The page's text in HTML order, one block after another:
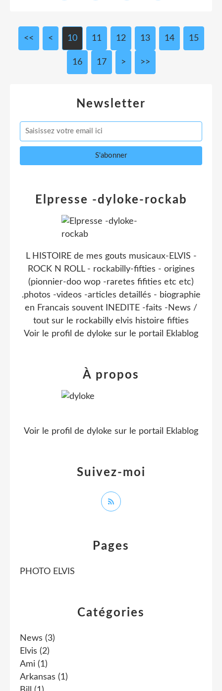
<< < 10 11 12 13 14 15
16 17 > >>
Newsletter
Catégories
News (3)
Elvis (2)
Ami (1)
Arkansas (1)
Pages
PHOTO ELVIS
Elpresse -dyloke-rockab
L HISTOIRE de mes gouts musicaux-ELVIS -
ROCK N ROLL - rockabilly-fifties - origines
(pionnier-doo wop -raretes fifities etc etc)
.photos -videos -articles detaillés - biographie
en Francais souvent INEDITE -faits -News /
tout sur le rockabilly elvis histoire fifties
Voir le profil de dyloke sur le portail Eklablog
Suivez-moi
À propos
Voir le profil de dyloke sur le portail Eklablog